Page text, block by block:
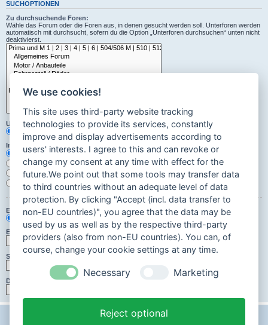
SUCHOPTIONEN
Zu durchsuchende Foren:
Wähle das Forum oder die Foren aus, in denen gesucht werden soll. Unterforen werden
automatisch mit durchsucht, sofern du die Option „Unterforen durchsuchen“ unten nicht
deaktivierst.
Unterforen durchsuchen:
Innerhalb suchen:
Betreff und Text der Beiträge
Nur im Text der Beiträge
Nur im Betreff der Themen
Nur im ersten Beitrag der Themen
Ergebnisse anzeigen als:
Beiträge
Themen
Ergebnisse sortieren nach:
Aufsteigend
Absteigend
Suchzeitraum begrenzen:
Die ersten:
We use cookies!
This site uses third-party website tracking
technologies to provide its services, constantly
improve and display advertisements according to
users' interests. I agree to this and can revoke or
change my consent at any time with effect for the
future.We point out that some tools may transfer data
to third countries without an adequate level of data
protection. By clicking "Accept (incl. data transfer to
non-EU countries)", you agree that the data may be
used by us as well as by the respective third-party
providers (also from non-EU countries). You can, of
course, change your cookie settings at any time.
Necessary Marketing
Reject optional